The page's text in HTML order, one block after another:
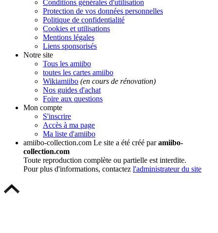
Conditions générales d'utilisation
Protection de vos données personnelles
Politique de confidentialité
Cookies et utilisations
Mentions légales
Liens sponsorisés
Notre site
Tous les amiibo
toutes les cartes amiibo
Wikiamiibo (en cours de rénovation)
Nos guides d'achat
Foire aux questions
Mon compte
S'inscrire
Accès à ma page
Ma liste d'amiibo
amiibo-collection.com Le site a été créé paramiibo-
collection.com
Toute reproduction complète ou partielle est interdite.
Pour plus d'informations, contactez l'administrateur du site